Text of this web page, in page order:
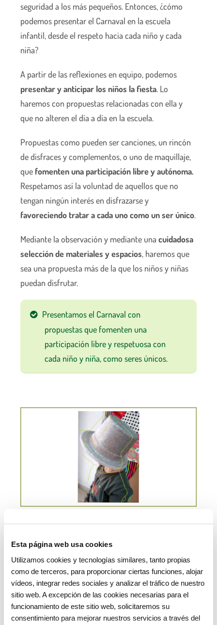
Esta página web usa cookies
Utilizamos cookies y tecnologías similares, tanto propias
como de terceros, para proporcionar ciertas funciones, alojar
vídeos, integrar redes sociales y analizar el tráfico de nuestro
sitio web. A excepción de las cookies necesarias para el
funcionamiento de este sitio web, solicitaremos su
consentimiento para mejorar nuestros servicios a través del
seguridad a los más pequeños. Entonces, ¿cómo
podemos presentar el Carnaval en la escuela
infantil, desde el respeto hacia cada niño y cada
niña?
A partir de las reflexiones en equipo, podemos
presentar y anticipar los niños la fiesta. Lo
haremos con propuestas relacionadas con ella y
que no alteren el día a día en la escuela.
Propuestas como pueden ser canciones, un rincón
de disfraces y complementos, o uno de maquillaje,
que fomenten una participación libre y autónoma.
Respetamos así la voluntad de aquellos que no
tengan ningún interés en disfrazarse y
favoreciendo tratar a cada uno como un ser único.
Mediante la observación y mediante unacuidadosa
selección de materiales y espacios, haremos que
sea una propuesta más de la que los niños y niñas
puedan disfrutar.
Presentamos el Carnaval con
propuestas que fomenten una
participación libre y respetuosa con
cada niño y niña, como seres únicos.